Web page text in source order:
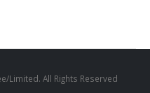
Limited. All Rights Reserved